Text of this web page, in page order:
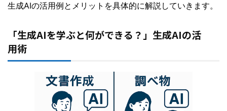
生成AIの活用例とメリットを具体的に解説していきます。
「生成AIを学ぶと何ができる？」生成AIの活
用術